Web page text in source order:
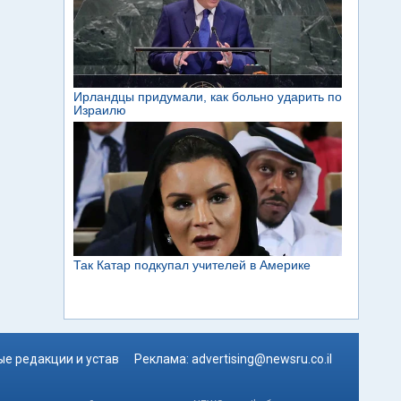
редакции и устав Реклама: advertising@newsru.co.il